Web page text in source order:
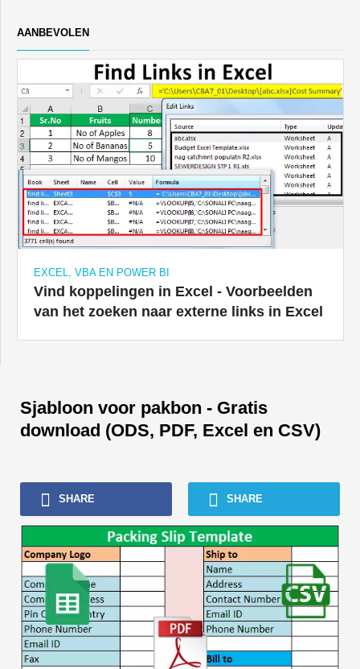
Sjabloon voor pakbon - Gratis
download (ODS, PDF, Excel en CSV)
SHARE SHARE
AANBEVOLEN
EXCEL, VBA EN POWER BI
Vind koppelingen in Excel - Voorbeelden
van het zoeken naar externe links in Excel